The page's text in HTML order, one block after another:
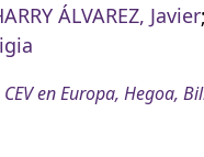
ÁLVAREZ, Javier;
en Europa, Hegoa,